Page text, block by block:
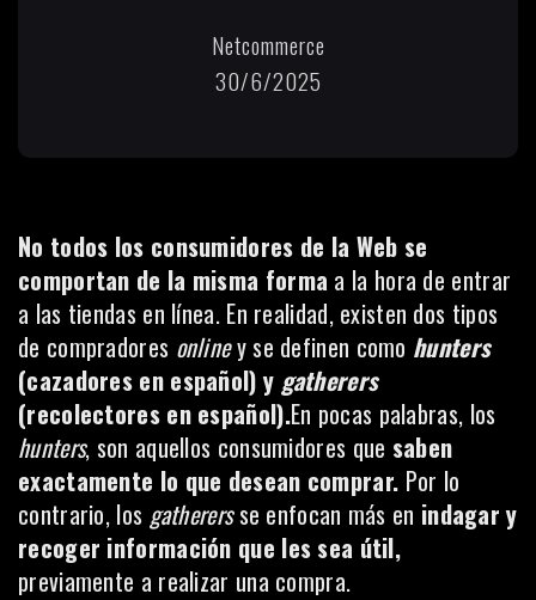
Netcommerce
30/6/2025
No todos los consumidores de la Web se
comportan de la misma forma a la hora de entrar
a las tiendas en línea. En realidad, existen dos tipos
de compradores onliney se definen como hunters
(cazadores en español) y gatherers
(recolectores en español).En pocas palabras, los
hunters, son aquellos consumidores que saben
exactamente lo que desean comprar. Por lo
contrario, los gatherersse enfocan más en indagar y
recoger información que les sea útil,
previamente a realizar una compra.